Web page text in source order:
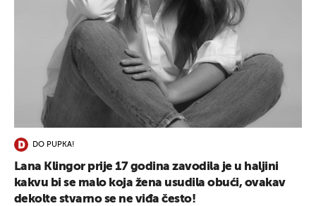
DO PUPKA!
Lana Klingor prije 17 godina zavodila je u haljini
kakvu bi se malo koja žena usudila obući, ovakav
dekolte stvarno se ne viđa često!